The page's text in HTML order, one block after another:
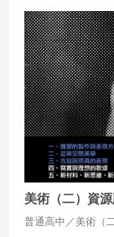
美術（二）資
普通高中／美術（